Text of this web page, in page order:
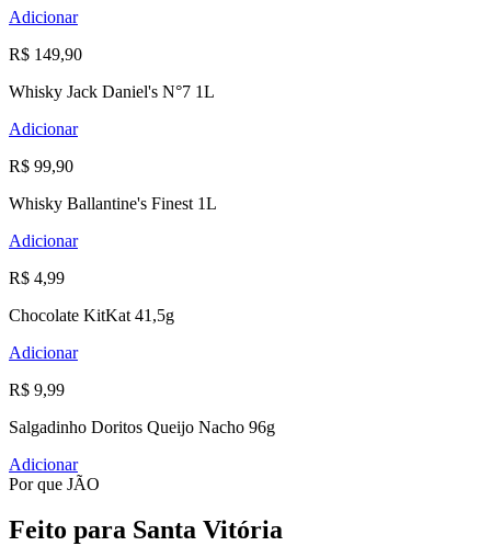
Adicionar
R$ 149,90
Whisky Jack Daniel's N°7 1L
Adicionar
R$ 99,90
Whisky Ballantine's Finest 1L
Adicionar
R$ 4,99
Chocolate KitKat 41,5g
Adicionar
R$ 9,99
Salgadinho Doritos Queijo Nacho 96g
Adicionar
Por que JÃO
Feito para Santa Vitória